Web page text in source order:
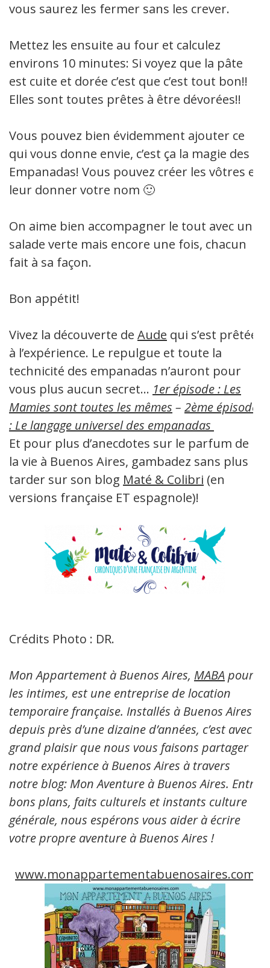
vous saurez les fermer sans les crever.
Mettez les ensuite au four et calculez
environs 10 minutes: Si voyez que la pâte
est cuite et dorée c’est que c’est tout bon!!
Elles sont toutes prêtes à être dévorées!!
Vous pouvez bien évidemment ajouter ce
qui vous donne envie, c’est ça la magie des
Empanadas! Vous pouvez créer les vôtres et
leur donner votre nom 🙂
On aime bien accompagner le tout avec une
salade verte mais encore une fois, chacun
fait à sa façon.
Bon appétit!
Vivez la découverte de Aude qui s’est prêtée
à l’expérience. Le repulgue et toute la
technicité des empanadas n’auront pour
vous plus aucun secret… 1er épisode : Les
Mamies sont toutes les mêmes – 2ème épisode
: Le langage universel des empanadas
Et pour plus d’anecdotes sur le parfum de
la vie à Buenos Aires, gambadez sans plus
tarder sur son blog Maté & Colibri (en
versions française ET espagnole)!
Crédits Photo : DR.
Mon Appartement à Buenos Aires, MABApour
les intimes, est une entreprise de location
temporaire française. Installés à Buenos Aires
depuis près d’une dizaine d’années, c’est avec
grand plaisir que nous vous faisons partager
notre expérience à Buenos Aires à travers
notre blog: Mon Aventure à Buenos Aires. Entre
bons plans, faits culturels et instants culture
générale, nous espérons vous aider à écrire
votre propre aventure à Buenos Aires !
www.monappartementabuenosaires.com